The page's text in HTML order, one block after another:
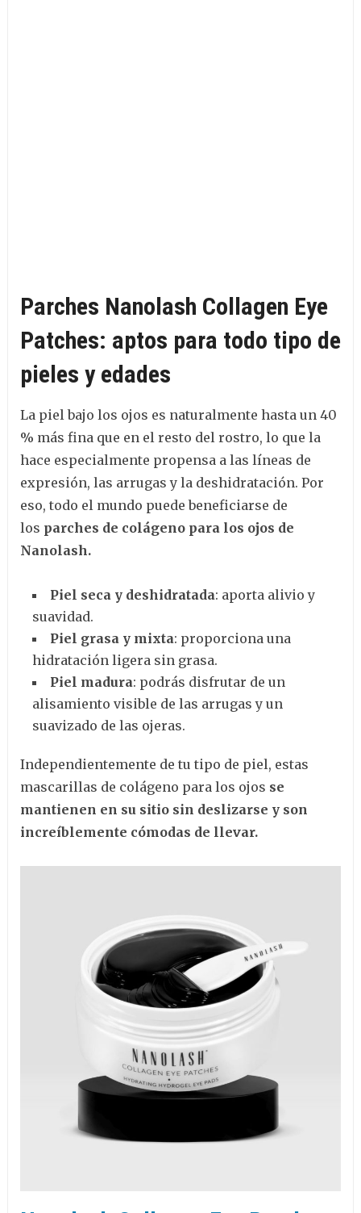
Parches Nanolash Collagen Eye
Patches: aptos para todo tipo de
pieles y edades
La piel bajo los ojos es naturalmente hasta un 40
% más fina que en el resto del rostro, lo que la
hace especialmente propensa a las líneas de
expresión, las arrugas y la deshidratación. Por
eso, todo el mundo puede beneficiarse de
los parches de colágeno para los ojos de
Nanolash.
Piel seca y deshidratada: aporta alivio y
suavidad.
Piel grasa y mixta: proporciona una
hidratación ligera sin grasa.
Piel madura: podrás disfrutar de un
alisamiento visible de las arrugas y un
suavizado de las ojeras.
Independientemente de tu tipo de piel, estas
mascarillas de colágeno para los ojos se
mantienen en su sitio sin deslizarse y son
increíblemente cómodas de llevar.